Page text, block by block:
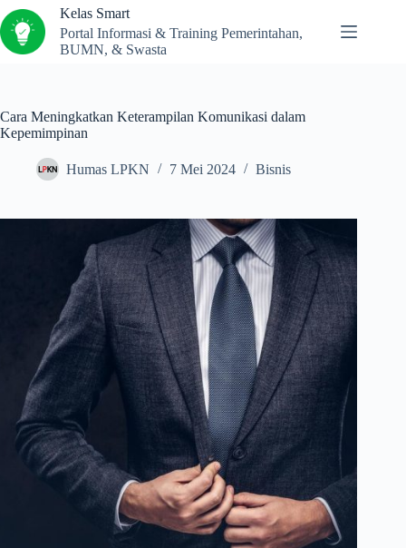
Kelas Smart
Portal Informasi & Training Pemerintahan,
BUMN, & Swasta
Cara Meningkatkan Keterampilan Komunikasi dalam
Kepemimpinan
Humas LPKN 7 Mei 2024 Bisnis